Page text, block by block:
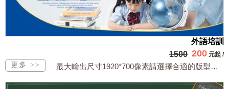
外語培訓
1500 200 元起 /
最大輸出尺寸1920*700像素請選擇合適的版型，文字或相關商品圖須由買方提供文...